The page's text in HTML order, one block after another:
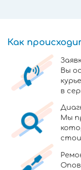
Как
Вы
в
Мы